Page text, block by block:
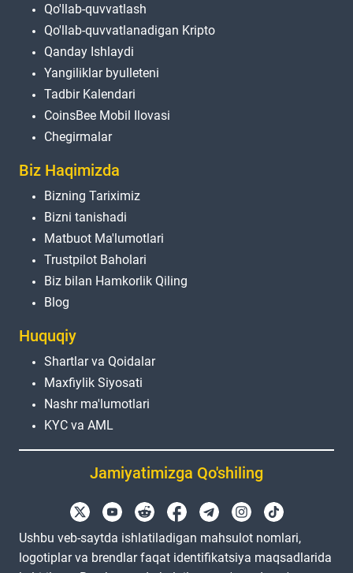
Qo'llab-quvvatlash
Qo'llab-quvvatlanadigan Kripto
Qanday Ishlaydi
Yangiliklar byulleteni
Tadbir Kalendari
CoinsBee Mobil Ilovasi
Chegirmalar
Biz Haqimizda
Bizning Tariximiz
Bizni tanishadi
Matbuot Ma'lumotlari
Trustpilot Baholari
Biz bilan Hamkorlik Qiling
Blog
Huquqiy
Shartlar va Qoidalar
Maxfiylik Siyosati
Nashr ma'lumotlari
KYC va AML
Jamiyatimizga Qo'shiling
Ushbu veb-saytda ishlatiladigan mahsulot nomlari,
logotiplar va brendlar faqat identifikatsiya maqsadlarida